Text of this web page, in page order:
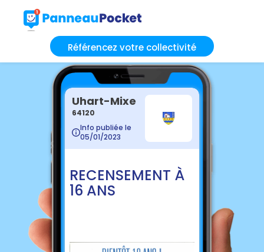
Référencez votre collectivité
Uhart-Mixe
64120
Info publiée le
05/01/2023
RECENSEMENT À
16 ANS